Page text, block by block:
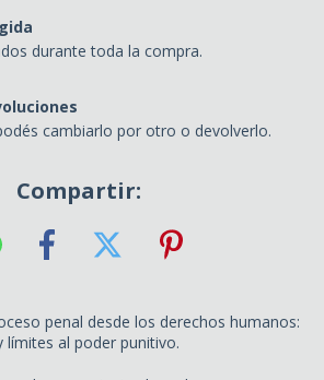
durante toda la compra.
cambiarlo por otro o devolverlo.
Compartir:
penal desde los derechos humanos:
límites al poder punitivo.